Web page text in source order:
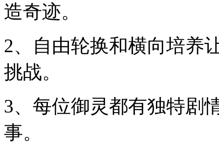
造奇迹。
2、自由轮换和横向培养
挑战。
3、每位御灵都有独特剧
事。